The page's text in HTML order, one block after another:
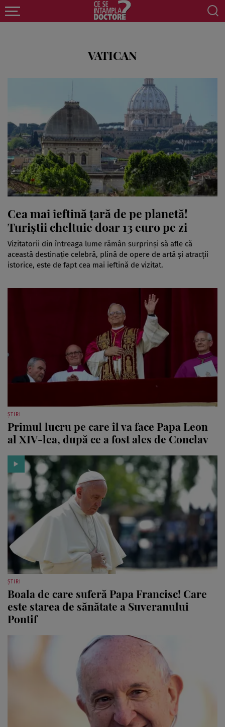
VATICAN
Cea mai ieftină țară de pe planetă!
Turiștii cheltuie doar 13 euro pe zi
Vizitatorii din întreaga lume rămân surprinși să afle că
această destinație celebră, plină de opere de artă și atracții
istorice, este de fapt cea mai ieftină de vizitat.
ȘTIRI
Primul lucru pe care îl va face Papa Leon
al XIV-lea, după ce a fost ales de Conclav
ȘTIRI
Boala de care suferă Papa Francisc! Care
este starea de sănătate a Suveranului
Pontif